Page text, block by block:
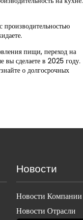
производительностью
пищи, переход на
вы сделаете в 2025 году.
о долгосрочных
Новости
Новости Компании
Новости Отрасли